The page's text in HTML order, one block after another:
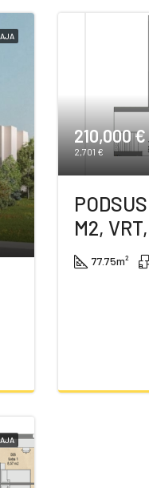
210,000 €
2,701 €
M2,
77.75m²